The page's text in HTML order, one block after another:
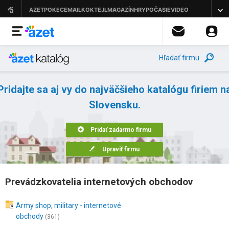
Hľadať firmu
sa aj vy do najväčšieho katalógu firiem
Slovensku.
Pridať zadarmo firmu
Upraviť firmu
Prevádzkovatelia internetových obchodov
Army shop, military - internetové
obchody (361)